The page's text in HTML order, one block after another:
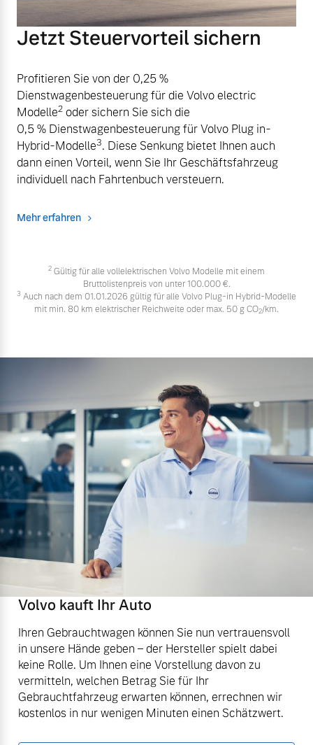
Jetzt Steuervorteil sichern
Profitieren Sie von der 0,25 %
Dienstwagenbesteuerung für die Volvo electric
Modelle2 oder sichern Sie sich die
0,5 % Dienstwagenbesteuerung für Volvo Plug in-
Hybrid-Modelle3. Diese Senkung bietet Ihnen auch
dann einen Vorteil, wenn Sie Ihr Geschäftsfahrzeug
individuell nach Fahrtenbuch versteuern.
Mehr erfahren
2 Gültig für alle vollelektrischen Volvo Modelle mit einem
Bruttolistenpreis von unter 100.000 €.
3 Auch nach dem 01.01.2026 gültig für alle Volvo Plug-in Hybrid-Modelle
mit min. 80 km elektrischer Reichweite oder max. 50 g CO2/km.
Volvo kauft Ihr Auto
Ihren Gebrauchtwagen können Sie nun vertrauensvoll
in unsere Hände geben – der Hersteller spielt dabei
keine Rolle. Um Ihnen eine Vorstellung davon zu
vermitteln, welchen Betrag Sie für Ihr
Gebrauchtfahrzeug erwarten können, errechnen wir
kostenlos in nur wenigen Minuten einen Schätzwert.